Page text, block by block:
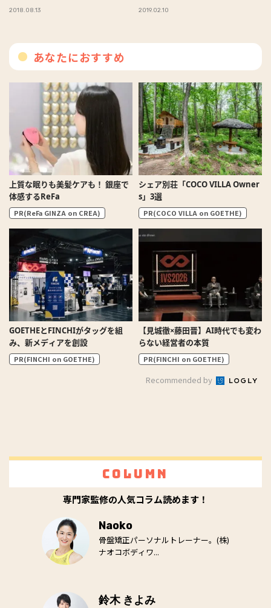
2018.08.13 2019.02.10
あなたにおすすめ
上質な眠りも美髪ケアも！ 銀座で
体感するReFa
PR(ReFa GINZA on CREA)
シェア別荘「COCO VILLA Owner
s」3選
PR(COCO VILLA on GOETHE)
GOETHEとFINCHIがタッグを組
み、新メディアを創設
PR(FINCHI on GOETHE)
【見城徹×藤田晋】AI時代でも変わ
らない経営者の本質
PR(FINCHI on GOETHE)
Recommended by
Column
専門家監修の人気コラム読めます！
Naoko
骨盤矯正パーソナルトレーナー。(株)
ナオコボディワ...
鈴木 きよみ